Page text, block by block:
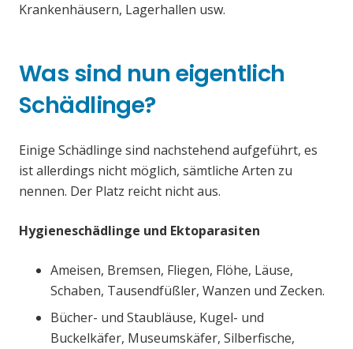
Krankenhäusern, Lagerhallen usw.
Was sind nun eigentlich
Schädlinge?
Einige Schädlinge sind nachstehend aufgeführt, es
ist allerdings nicht möglich, sämtliche Arten zu
nennen. Der Platz reicht nicht aus.
Hygieneschädlinge und Ektoparasiten
Ameisen, Bremsen, Fliegen, Flöhe, Läuse,
Schaben, Tausendfüßler, Wanzen und Zecken.
Bücher- und Staubläuse, Kugel- und
Buckelkäfer, Museumskäfer, Silberfische,